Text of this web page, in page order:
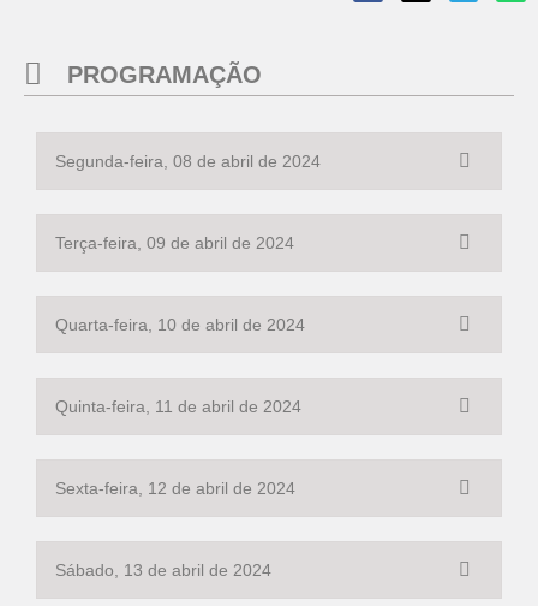
PROGRAMAÇÃO
Segunda-feira, 08 de abril de 2024
Terça-feira, 09 de abril de 2024
Quarta-feira, 10 de abril de 2024
Quinta-feira, 11 de abril de 2024
Sexta-feira, 12 de abril de 2024
Sábado, 13 de abril de 2024